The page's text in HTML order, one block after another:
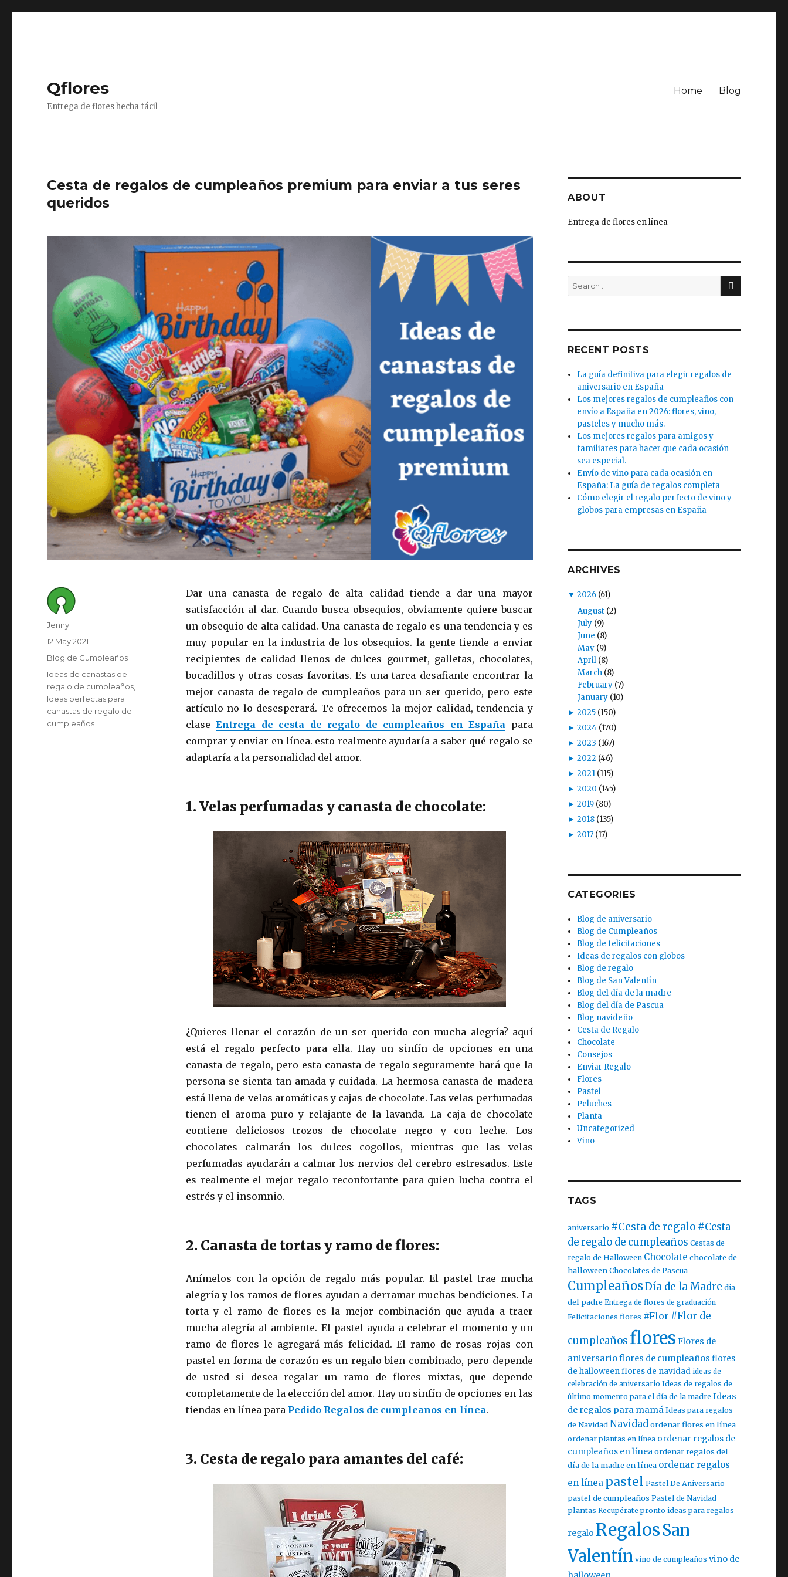
Qflores
Entrega de flores hecha fácil
Home Blog
Cesta de regalos de cumpleaños premium para enviar a tus seres
queridos
Dar una canasta de regalo de alta calidad tiende a dar una mayor
satisfacción al dar. Cuando busca obsequios, obviamente quiere buscar
un obsequio de alta calidad. Una canasta de regalo es una tendencia y es
muy popular en la industria de los obsequios. la gente tiende a enviar
recipientes de calidad llenos de dulces gourmet, galletas, chocolates,
bocadillos y otras cosas favoritas. Es una tarea desafiante encontrar la
mejor canasta de regalo de cumpleaños para un ser querido, pero este
artículo no lo desesperará. Te ofrecemos la mejor calidad, tendencia y
claseEntrega de cesta de regalo de cumpleaños en España para
comprar y enviar en línea. esto realmente ayudaría a saber qué regalo se
adaptaría a la personalidad del amor.
1. Velas perfumadas y canasta de chocolate:
¿Quieres llenar el corazón de un ser querido con mucha alegría? aquí
está el regalo perfecto para ella. Hay un sinfín de opciones en una
canasta de regalo, pero esta canasta de regalo seguramente hará que la
persona se sienta tan amada y cuidada. La hermosa canasta de madera
está llena de velas aromáticas y cajas de chocolate. Las velas perfumadas
tienen el aroma puro y relajante de la lavanda. La caja de chocolate
contiene deliciosos trozos de chocolate negro y con leche. Los
chocolates calmarán los dulces cogollos, mientras que las velas
perfumadas ayudarán a calmar los nervios del cerebro estresados. Este
es realmente el mejor regalo reconfortante para quien lucha contra el
estrés y el insomnio.
2. Canasta de tortas y ramo de flores:
Anímelos con la opción de regalo más popular. El pastel trae mucha
alegría y los ramos de flores ayudan a derramar muchas bendiciones. La
torta y el ramo de flores es la mejor combinación que ayuda a traer
mucha alegría al ambiente. El pastel ayuda a celebrar el momento y un
ramo de flores le agregará más felicidad. El ramo de rosas rojas con
pastel en forma de corazón es un regalo bien combinado, pero depende
de usted si desea regalar un ramo de flores mixtas, que depende
completamente de la elección del amor. Hay un sinfín de opciones en las
tiendas en línea para Pedido Regalos de cumpleanos en línea.
3. Cesta de regalo para amantes del café:
Author
Jenny
Posted
on
12 May 2021
Category
Blog de Cumpleaños
Tags
Ideas de canastas de
regalo de cumpleaños
Ideas perfectas para
canastas de regalo de
cumpleaños
ABOUT
Entrega de flores en línea
Search
for:
SEARCH
RECENT POSTS
La guía definitiva para elegir regalos de
aniversario en España
Los mejores regalos de cumpleaños con
envío a España en 2026: flores, vino,
pasteles y mucho más.
Los mejores regalos para amigos y
familiares para hacer que cada ocasión
sea especial.
Envío de vino para cada ocasión en
España: La guía de regalos completa
Cómo elegir el regalo perfecto de vino y
globos para empresas en España
ARCHIVES
▼ 2026 (61)
August (2)
July (9)
June (8)
May (9)
April (8)
March (8)
February (7)
January (10)
► 2025 (150)
► 2024 (170)
► 2023 (167)
► 2022 (46)
► 2021 (115)
► 2020 (145)
► 2019 (80)
► 2018 (135)
► 2017 (17)
CATEGORIES
Blog de aniversario
Blog de Cumpleaños
Blog de felicitaciones
Ideas de regalos con globos
Blog de regalo
Blog de San Valentín
Blog del día de la madre
Blog del día de Pascua
Blog navideño
Cesta de Regalo
Chocolate
Consejos
Enviar Regalo
Flores
Pastel
Peluches
Planta
Uncategorized
Vino
TAGS
aniversario #Cesta de regalo #Cesta
de regalo de cumpleaños Cestas de
regalo de Halloween Chocolate chocolate de
halloween Chocolates de Pascua
CumpleañosDía de la Madre dia
del padre Entrega de flores de graduación
Felicitaciones flores #Flor #Flor de
cumpleañosflores Flores de
aniversarioflores de cumpleaños flores
de halloweenflores de navidad ideas de
celebración de aniversario Ideas de regalos de
último momento para el día de la madre Ideas
de regalos para mamá Ideas para regalos
de Navidad Navidadordenar flores en línea
ordenar plantas en línea ordenar regalos de
cumpleaños en línea ordenar regalos del
día de la madre en línea ordenar regalos
en línea pastel Pastel De Aniversario
pastel de cumpleaños Pastel de Navidad
plantas Recupérate pronto ideas para regalos
regalo RegalosSan
Valentín vino de cumpleaños vino de